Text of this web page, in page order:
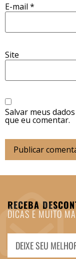
E-mail *
Site
Salvar meus
que eu comentar.
RECEBA
DICAS E MUITO